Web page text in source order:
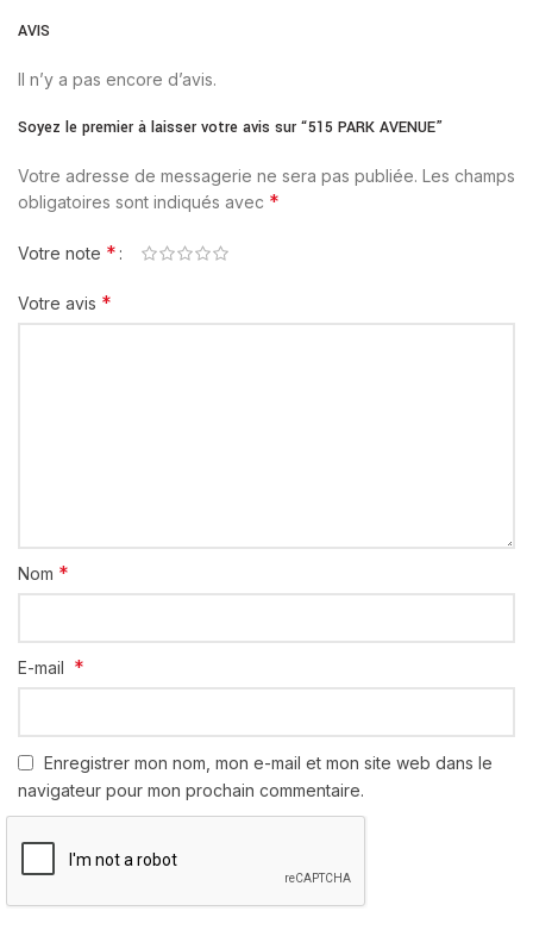
AVIS
Il n’y a pas encore d’avis.
Soyez le premier à laisser votre avis sur “515 PARK AVENUE”
Votre adresse de messagerie ne sera pas publiée. Les champs
obligatoires sont indiqués avec *
Votre note *
Votre avis *
Nom *
E-mail *
Enregistrer mon nom, mon e-mail et mon site web dans le
navigateur pour mon prochain commentaire.